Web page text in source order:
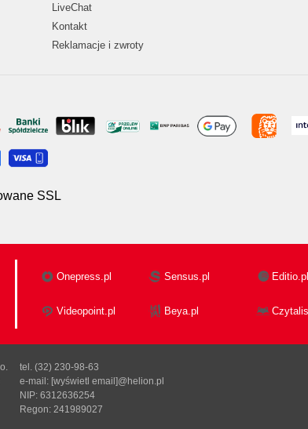
LiveChat
Kontakt
Reklamacje i zwroty
SSL
Onepress.pl Sensus.pl Editio.pl
Videopoint.pl Beya.pl
tel. (32) 230-98-63
e-mail: [wyświetl email]@helion.pl
NIP: 6312636254
Regon: 241989027